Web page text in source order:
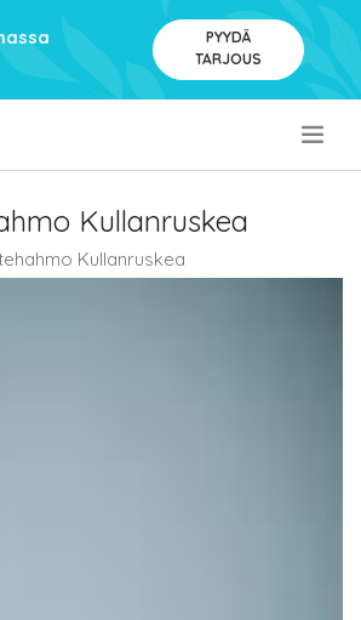
PYYDÄ
TARJOUS
Kullanruskea
Kullanruskea